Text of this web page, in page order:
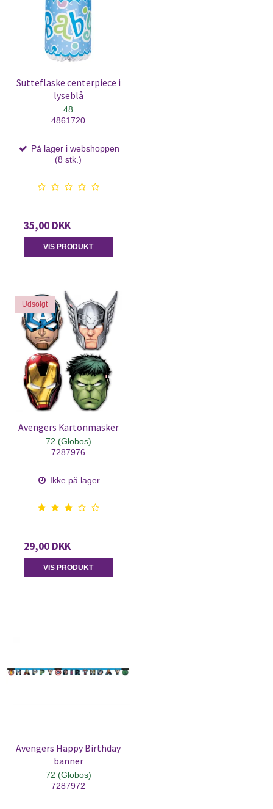
Sutteflaske centerpiece i
lyseblå
48
4861720
På lager i webshoppen
(8 stk.)
35,00 DKK
VIS PRODUKT
Udsolgt
Avengers Kartonmasker
72 (Globos)
7287976
Ikke på lager
29,00 DKK
VIS PRODUKT
Avengers Happy Birthday
banner
72 (Globos)
7287972